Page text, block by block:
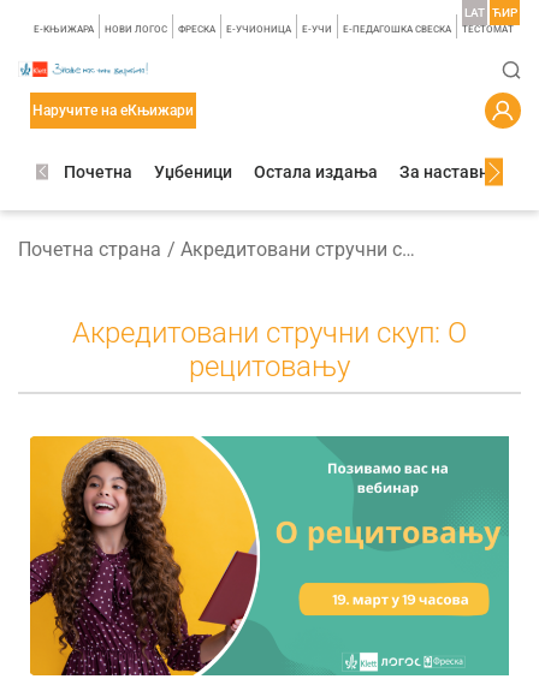
E-КЊИЖАРА НОВИ ЛОГОС ФРЕСКА E-УЧИОНИЦА E-УЧИ Е-ПЕДАГОШКА СВЕСКА TЕСТОМАТ
LAT ЋИР
Наручите на еКњижари
Почетна Уџбеници Остала издања За наставнике
Почетна страна Акредитовани стручни скуп: О рецитовању
Акредитовани стручни скуп: О
рецитовању